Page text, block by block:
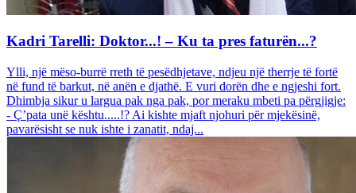
Kadri Tarelli: Doktor...! – Ku ta pres faturën...?
Ylli, një mëso-burrë rreth të pesëdhjetave, ndjeu një therrje të fortë
në fund të barkut, në anën e djathë. E vuri dorën dhe e ngjeshi fort.
Dhimbja sikur u largua pak nga pak, por meraku mbeti pa përgjigje:
- Ç’pata unë kështu.....!? Ai kishte mjaft njohuri për mjekësinë,
pavarësisht se nuk ishte i zanatit, ndaj...